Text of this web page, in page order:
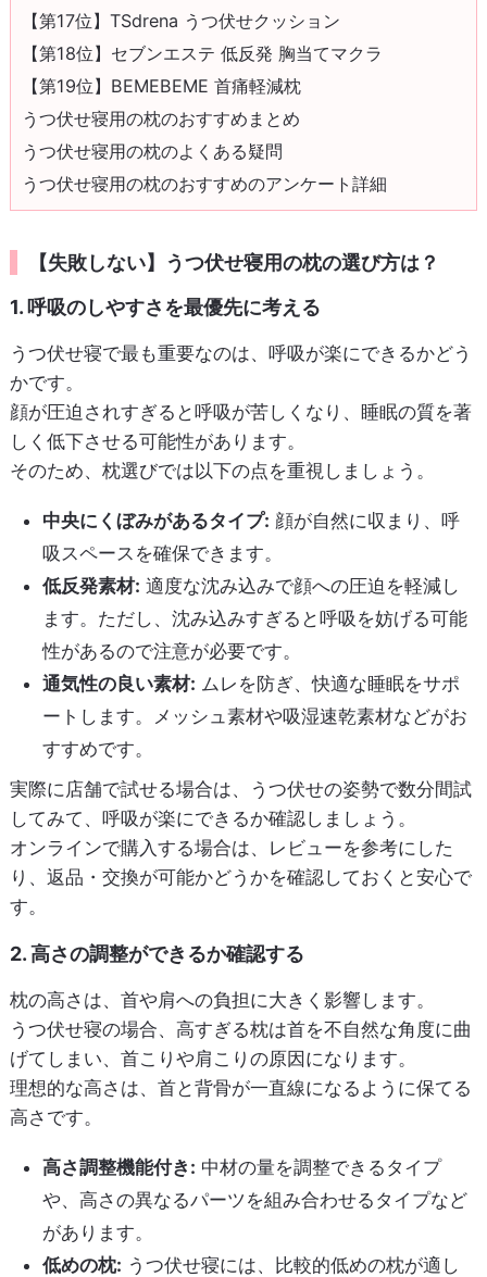
【第17位】TSdrena うつ伏せクッション
【第18位】セブンエステ 低反発 胸当てマクラ
【第19位】BEMEBEME 首痛軽減枕
うつ伏せ寝用の枕のおすすめまとめ
うつ伏せ寝用の枕のよくある疑問
うつ伏せ寝用の枕のおすすめのアンケート詳細
【失敗しない】うつ伏せ寝用の枕の選び方は？
1. 呼吸のしやすさを最優先に考える
うつ伏せ寝で最も重要なのは、呼吸が楽にできるかどう
かです。
顔が圧迫されすぎると呼吸が苦しくなり、睡眠の質を著
しく低下させる可能性があります。
そのため、枕選びでは以下の点を重視しましょう。
中央にくぼみがあるタイプ: 顔が自然に収まり、呼
吸スペースを確保できます。
低反発素材: 適度な沈み込みで顔への圧迫を軽減し
ます。ただし、沈み込みすぎると呼吸を妨げる可能
性があるので注意が必要です。
通気性の良い素材: ムレを防ぎ、快適な睡眠をサポ
ートします。メッシュ素材や吸湿速乾素材などがお
すすめです。
実際に店舗で試せる場合は、うつ伏せの姿勢で数分間試
してみて、呼吸が楽にできるか確認しましょう。
オンラインで購入する場合は、レビューを参考にした
り、返品・交換が可能かどうかを確認しておくと安心で
す。
2. 高さの調整ができるか確認する
枕の高さは、首や肩への負担に大きく影響します。
うつ伏せ寝の場合、高すぎる枕は首を不自然な角度に曲
げてしまい、首こりや肩こりの原因になります。
理想的な高さは、首と背骨が一直線になるように保てる
高さです。
高さ調整機能付き: 中材の量を調整できるタイプ
や、高さの異なるパーツを組み合わせるタイプなど
があります。
低めの枕: うつ伏せ寝には、比較的低めの枕が適し